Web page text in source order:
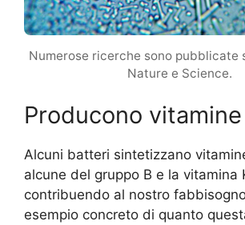
Numerose ricerche sono pubblicate
Nature e Science.
Producono vitamine
Alcuni batteri sintetizzano
alcune del gruppo B e la vitamina
contribuendo al nostro
esempio concreto di quanto